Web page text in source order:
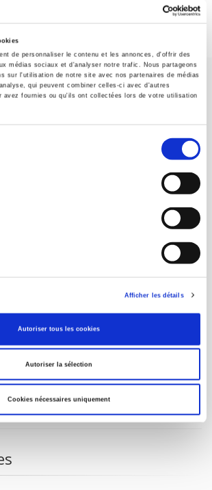
de personnaliser le contenu et les annonces, d'offrir des
médias sociaux et d'analyser notre trafic. Nous partageons
sur l'utilisation de notre site avec nos partenaires de médias
qui peuvent combiner celles-ci avec d'autres
avez fournies ou qu'ils ont collectées lors de votre utilisation
Afficher les détails
Autoriser tous les cookies
Autoriser la sélection
Cookies nécessaires uniquement
PRESS has a threefold role: to publish
edit reference works for student use, and to
l'Union européenne